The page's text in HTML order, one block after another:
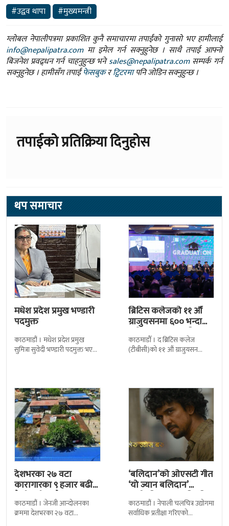
#उद्वव थापा
#मुख्यमन्त्री
ग्लोबल नेपालीपत्रमा प्रकाशित कुनै समाचारमा तपाईंको गुनासो भए हामीलाई
info@nepalipatra.comमा इमेल गर्न सक्नुहुनेछ । साथै तपाई आफ्नो
बिजनेश प्रवद्र्धन गर्न चाहनुहुन्छ भनेsales@nepalipatra.comसम्पर्क गर्न
सक्नुहुनेछ । हामीसँग तपाईंफेसबुकरट्विटरमापनि जोडिन सक्नुहुन्छ ।
तपाईको प्रतिक्रिया दिनुहोस
थप समाचार
मधेश प्रदेश प्रमुख भण्डारी
पदमुक्त
काठमाडौं । मधेश प्रदेश प्रमुख
सुमित्रा सुवेदी भण्डारी पदमुक्त भएकी
ब्रिटिस कलेजको ११ औँ
ग्राजुयसनमा ६०० भन्दा
बढी ग्राजुयट सम्मानित
काठमाडौँ । द ब्रिटिस कलेज
(टीबीसी)को ११ औं ग्राजुयसन
देशभरका २७ वटा
कारागारका ९ हजार बढी
कैदीबन्दी अझै फरार
काठमाडौं । जेनजी आन्दोलनका
क्रममा देशभरका २७ वटा
‘बलिदान’को ओएसटी गीत
‘यो ज्यान बलिदान’
सार्वजनिक, मातृभूमिप्रति
पुत्रको भावनात्मक…
काठमाडौं । नेपाली चलचित्र उद्योगमा
सर्वाधिक प्रतीक्षा गरिएको